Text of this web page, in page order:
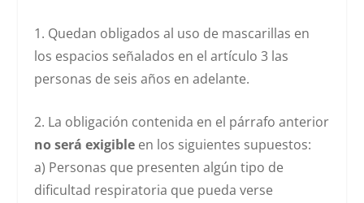
1. Quedan obligados al uso de mascarillas en
los espacios señalados en el artículo 3 las
personas de seis años en adelante.
2. La obligación contenida en el párrafo anterior
no será exigible en los siguientes supuestos:
a) Personas que presenten algún tipo de
dificultad respiratoria que pueda verse